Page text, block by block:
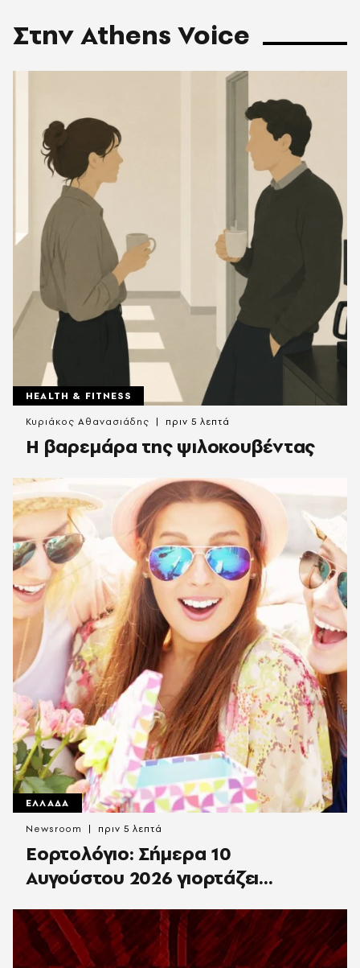
Στην Athens Voice
HEALTH & FITNESS
Η βαρεμάρα της ψιλοκουβέντας
Κυριάκος Αθανασιάδης πριν 5 λεπτά
ΕΛΛΑΔΑ
Εορτολόγιο: Σήμερα 10
Αυγούστου 2026 γιορτάζει…
Newsroom πριν 5 λεπτά